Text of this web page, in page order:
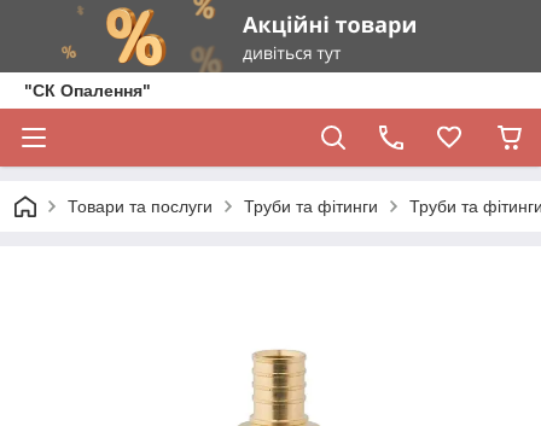
"СК Опалення"
Товари та послуги Труби та фітинги Труби та